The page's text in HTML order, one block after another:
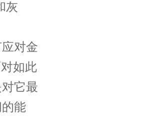
灰
对金
如此
它最
能